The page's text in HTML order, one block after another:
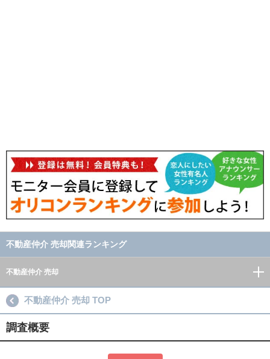
不動産仲介 売却関連ランキング
不動産仲介 売却
不動産仲介 売却 TOP
調査概要